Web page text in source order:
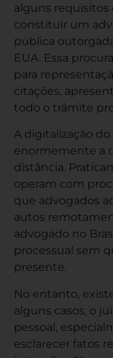
alguns requisitos
constituir um
pública
EUA. Essa
para
citações,
todo o trâmite
A digitalização
enormemente a
distância.
operam com
que advogados
autos
advogado no
processual sem
presente.
No entanto,
alguns casos, o
pessoal,
esclarecer fatos